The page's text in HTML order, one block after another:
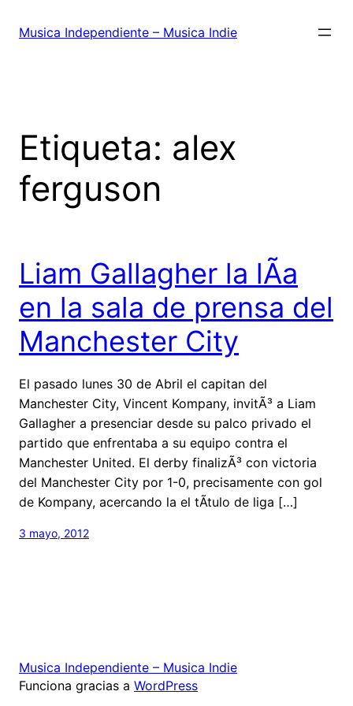
Musica Independiente – Musica Indie
Etiqueta: alex
ferguson
Liam Gallagher la lÃ­a
en la sala de prensa del
Manchester City
El pasado lunes 30 de Abril el capitan del
Manchester City, Vincent Kompany, invitÃ³ a Liam
Gallagher a presenciar desde su palco privado el
partido que enfrentaba a su equipo contra el
Manchester United. El derby finalizÃ³ con victoria
del Manchester City por 1-0, precisamente con gol
de Kompany, acercando la el tÃ­tulo de liga […]
3 mayo, 2012
Musica Independiente – Musica Indie
Funciona gracias a WordPress